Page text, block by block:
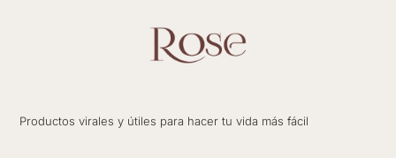
Productos virales y útiles para hacer tu vida más fácil